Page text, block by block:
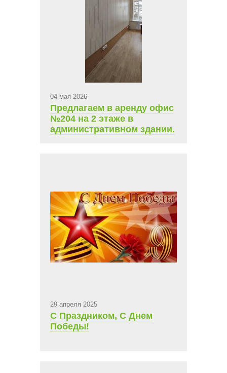
04 мая 2026
Предлагаем в аренду офис
№204 на 2 этаже в
административном здании.
29 апреля 2025
С Праздником, С Днем
Победы!